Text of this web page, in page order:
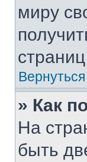
миру
» Как
На
быть